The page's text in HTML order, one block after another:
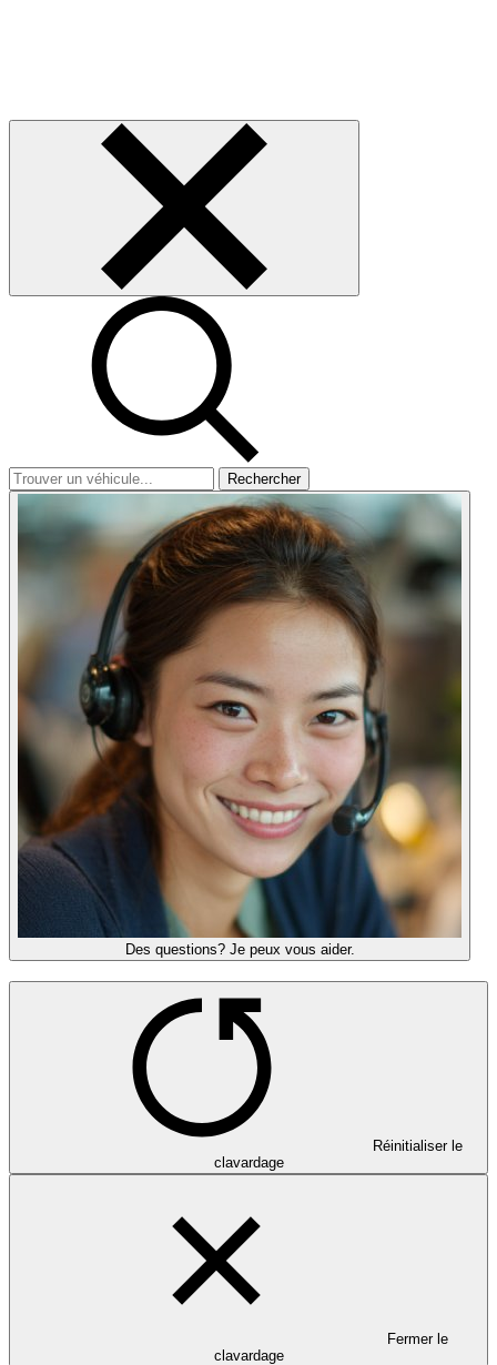
Rechercher
Des questions? Je peux vous aider.
Réinitialiser le
clavardage
Fermer le
clavardage